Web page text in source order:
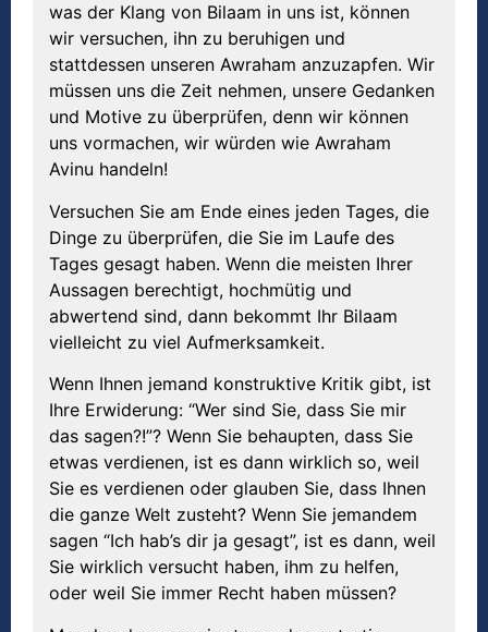
was der Klang von Bilaam in uns ist, können
wir versuchen, ihn zu beruhigen und
stattdessen unseren Awraham anzuzapfen. Wir
müssen uns die Zeit nehmen, unsere Gedanken
und Motive zu überprüfen, denn wir können
uns vormachen, wir würden wie Awraham
Avinu handeln!
Versuchen Sie am Ende eines jeden Tages, die
Dinge zu überprüfen, die Sie im Laufe des
Tages gesagt haben. Wenn die meisten Ihrer
Aussagen berechtigt, hochmütig und
abwertend sind, dann bekommt Ihr Bilaam
vielleicht zu viel Aufmerksamkeit.
Wenn Ihnen jemand konstruktive Kritik gibt, ist
Ihre Erwiderung: “Wer sind Sie, dass Sie mir
das sagen?!”? Wenn Sie behaupten, dass Sie
etwas verdienen, ist es dann wirklich so, weil
Sie es verdienen oder glauben Sie, dass Ihnen
die ganze Welt zusteht? Wenn Sie jemandem
sagen “Ich hab’s dir ja gesagt”, ist es dann, weil
Sie wirklich versucht haben, ihm zu helfen,
oder weil Sie immer Recht haben müssen?